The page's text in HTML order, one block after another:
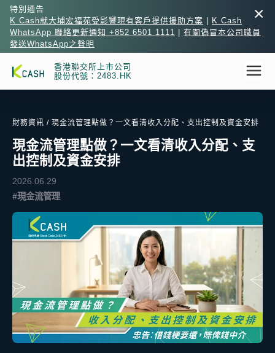
×
特別通告
K Cash就大埔宏福苑受影響現有客戶提供援助方案
K Cash
WhatsApp 聯絡更新通知 +852 6501 1111
有關偽冒本公司職員
發送WhatsApp之聲明
香港聯交所上市公司
股份代號：2483.HK
財務資訊 / 現金流管理點做？一文看清收入分配、支出控制及資金安排
現金流管理點做？一文看清收入分配、支
出控制及資金安排
2026.06.29
#現金流管理